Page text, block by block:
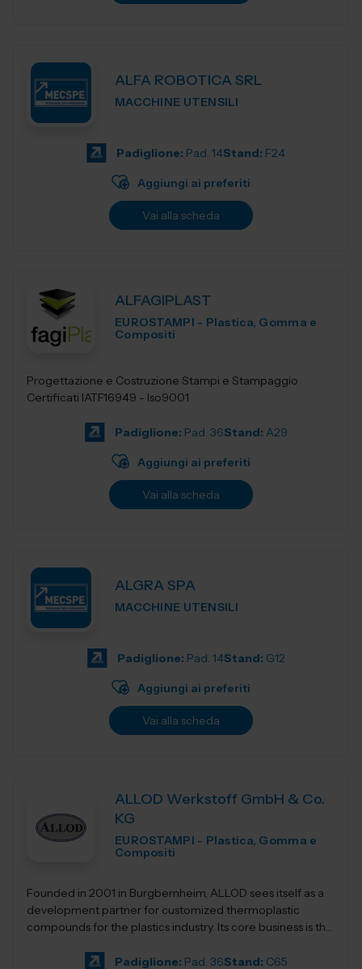
ALFA ROBOTICA SRL
MACCHINE UTENSILI
Padiglione: Pad. 14Stand: F24
Aggiungi ai preferiti
Vai alla scheda
ALFAGIPLAST
EUROSTAMPI - Plastica, Gomma e
Compositi
Progettazione e Costruzione Stampi e Stampaggio
Certificati IATF16949 - Iso9001
Padiglione: Pad. 36Stand: A29
Aggiungi ai preferiti
Vai alla scheda
ALGRA SPA
MACCHINE UTENSILI
Padiglione: Pad. 14Stand: G12
Aggiungi ai preferiti
Vai alla scheda
ALLOD Werkstoff GmbH & Co.
KG
EUROSTAMPI - Plastica, Gomma e
Compositi
Founded in 2001 in Burgbernheim, ALLOD sees itself as a
development partner for customized thermoplastic
compounds for the plastics industry. Its core business is the
Padiglione: Pad. 36Stand: C65